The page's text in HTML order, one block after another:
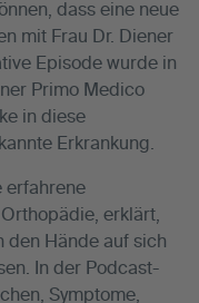
dass eine neue
mit Frau Dr. Diener
Episode wurde in
Primo Medico
in diese
Erkrankung.
erfahrene
erklärt,
den Hände auf sich
In der Podcast-
Symptome,